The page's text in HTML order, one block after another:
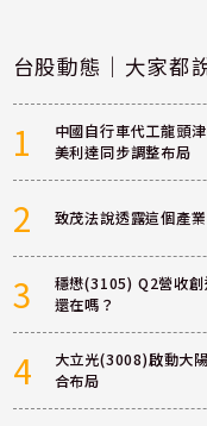
台股動態｜大家都
1
中國自行車代工龍頭
美利達同步調整布局
2 致茂法說透露這個產
3
穩懋(3105) Q2營收
還在嗎？
4
大立光(3008)啟動大
合布局